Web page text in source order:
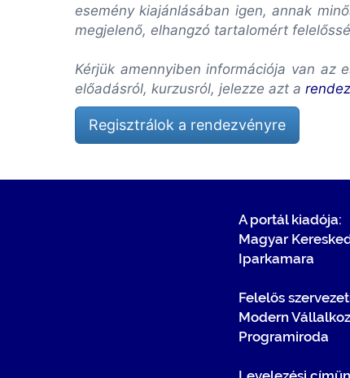
esemény kiajánlásában igen, annak
megjelenő, elhangzó tartalomért
Kérjük amennyiben információja van az
előadásról, kurzusról, jelezze azt a
Regisztrálok a rendezvényre
A portál kiadója:
Magyar
Iparkamara
Felelős
Modern
Programiroda